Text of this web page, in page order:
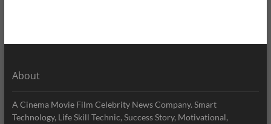
About
A Cinema Movie Film Celebrity News Company. Smart
Technology, Life Skill Technic, Success Story, Motivational,